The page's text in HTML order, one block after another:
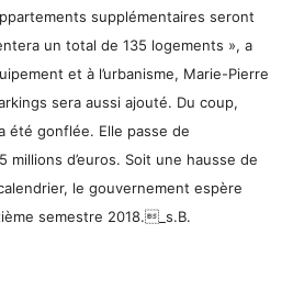
supplémentaires seront
un total de 135 logements », a
et à l’urbanisme, Marie-Pierre
sera aussi ajouté. Du coup,
été gonflée. Elle passe de
millions d’euros. Soit une hausse de
le gouvernement espère
semestre 2018._s.B.